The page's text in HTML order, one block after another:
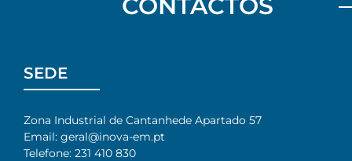
SEDE
Zona Industrial de Cantanhede Apartado 57
Email: geral@inova-em.pt
Telefone: 231 410 830